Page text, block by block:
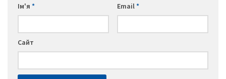
Ім'я * Email*
Сайт